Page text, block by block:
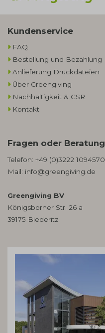
Kundenservice
FAQ
Bestellung und Bezahlung
Anlieferung Druckdateien
Über Greengiving
Nachhaltigkeit & CSR
Kontakt
Fragen oder Beratung
Telefon: +49 (0)3222 1094570
Mail: info@greengiving.de
Greengiving BV
Königsborner Str. 26 a
39175 Biederitz